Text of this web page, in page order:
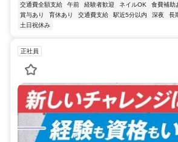
交通費全額支給
午前 経験者歓迎 ネイルOK 食費補助
賞与あり
育休あり 交通費支給 駅近5分以内 深夜 長
土日祝休み
正社員